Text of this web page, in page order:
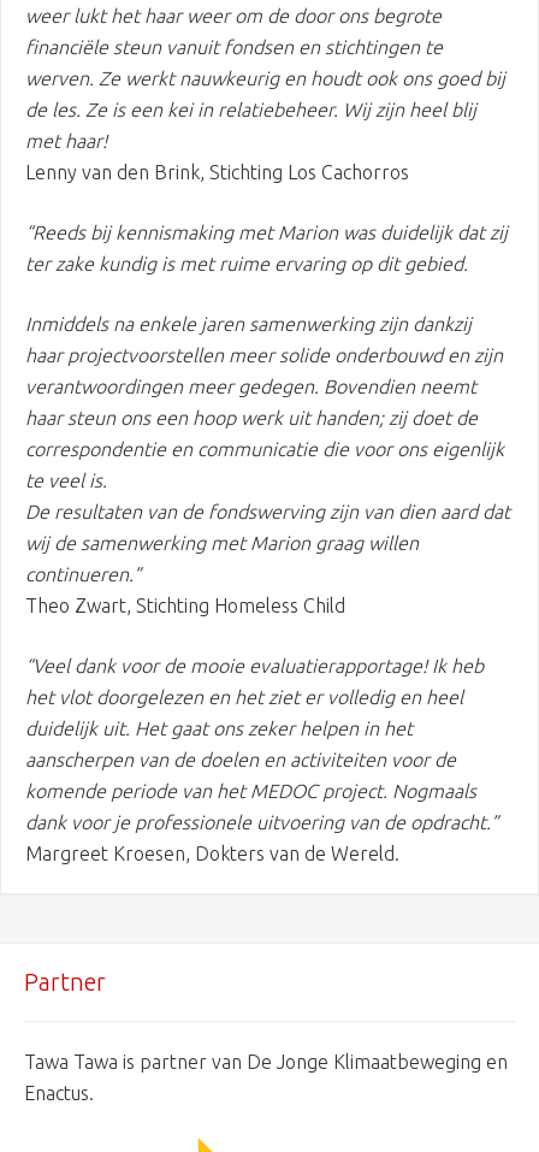
weer lukt het haar weer om de door ons begrote
financiële steun vanuit fondsen en stichtingen te
werven. Ze werkt nauwkeurig en houdt ook ons goed bij
de les. Ze is een kei in relatiebeheer. Wij zijn heel blij
met haar!
Lenny van den Brink, Stichting Los Cachorros
“Reeds bij kennismaking met Marion was duidelijk dat zij
ter zake kundig is met ruime ervaring op dit gebied.
Inmiddels na enkele jaren samenwerking zijn dankzij
haar projectvoorstellen meer solide onderbouwd en zijn
verantwoordingen meer gedegen. Bovendien neemt
haar steun ons een hoop werk uit handen; zij doet de
correspondentie en communicatie die voor ons eigenlijk
te veel is.
De resultaten van de fondswerving zijn van dien aard dat
wij de samenwerking met Marion graag willen
continueren.”
Theo Zwart, Stichting Homeless Child
“Veel dank voor de mooie evaluatierapportage! Ik heb
het vlot doorgelezen en het ziet er volledig en heel
duidelijk uit. Het gaat ons zeker helpen in het
aanscherpen van de doelen en activiteiten voor de
komende periode van het MEDOC project. Nogmaals
dank voor je professionele uitvoering van de opdracht.”
Margreet Kroesen, Dokters van de Wereld.
Partner
Tawa Tawa is partner van De Jonge Klimaatbeweging en
Enactus.